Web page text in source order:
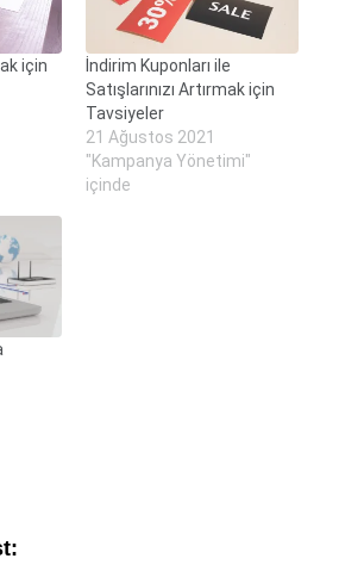
için
İndirim Kuponları ile
Satışlarınızı Artırmak için
Tavsiyeler
21 Ağustos 2021
"Kampanya Yönetimi"
içinde